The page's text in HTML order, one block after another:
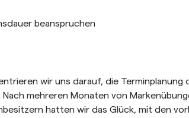
beanspruchen
wir uns darauf, die Terminplanung
mehreren Monaten von
hatten wir das Glück, mit den